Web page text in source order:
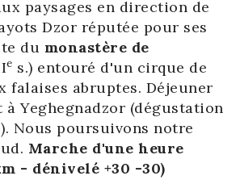
paysages en direction de
Dzor réputée pour ses
du monastère de
e s.) entouré d'un cirque de
falaises abruptes. Déjeuner
Yeghegnadzor (dégustation
Nous poursuivons notre
Marche d'une heure
- dénivelé +30 -30)